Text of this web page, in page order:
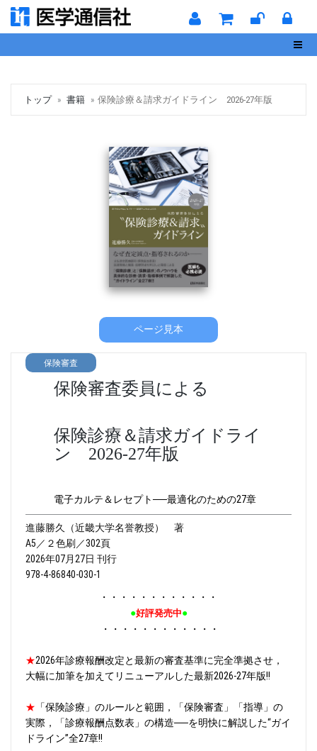
トップ 書籍 保険診療＆請求ガイドライン 2026-27年版
ページ見本
保険審査
保険審査委員による
保険診療＆請求ガイドライ
ン 2026-27年版
電子カルテ＆レセプト──最適化のための27章
進藤勝久（近畿大学名誉教授） 著
A5／２色刷／302頁
2026年07月27日 刊行
978-4-86840-030-1
・・・・・・・・・・・・
●好評発売中●
・・・・・・・・・・・・
★2026年診療報酬改定と最新の審査基準に完全準拠させ，
大幅に加筆を加えてリニューアルした最新2026-27年版‼
★ 「保険診療」のルールと範囲，「保険審査」「指導」の
実際，「診療報酬点数表」の構造──を明快に解説した“ガイ
ドライン”全27章‼